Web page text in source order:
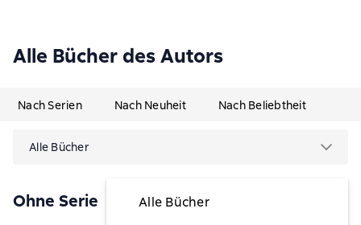
Alle Bücher des Autors
Nach Serien Nach Neuheit Nach Beliebtheit
Alle Bücher
Alle Bücher
Ohne Serie